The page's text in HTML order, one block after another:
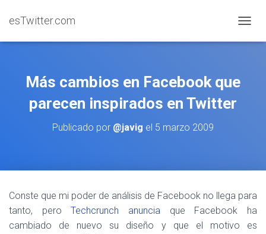
esTwitter.com
Más cambios en Facebook que
parecen inspirados en Twitter
Publicado por @javig el 5 marzo 2009
Conste que mi poder de análisis de Facebook no llega para
tanto, peroTechcrunch anuncia que Facebook ha
cambiado de nuevo su diseño y que el motivo es